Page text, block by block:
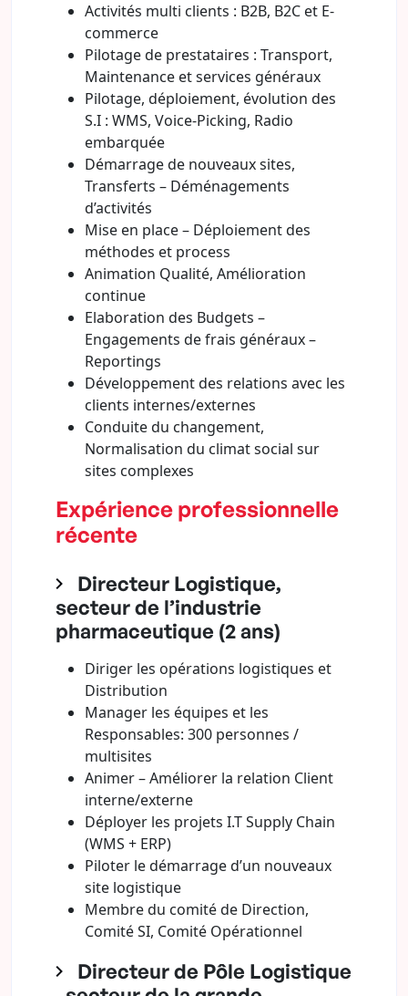
Activités multi clients : B2B, B2C et E-
commerce
Pilotage de prestataires : Transport,
Maintenance et services généraux
Pilotage, déploiement, évolution des
S.I : WMS, Voice-Picking, Radio
embarquée
Démarrage de nouveaux sites,
Transferts – Déménagements
d’activités
Mise en place – Déploiement des
méthodes et process
Animation Qualité, Amélioration
continue
Elaboration des Budgets –
Engagements de frais généraux –
Reportings
Développement des relations avec les
clients internes/externes
Conduite du changement,
Normalisation du climat social sur
sites complexes
Expérience professionnelle
récente
Directeur Logistique,
secteur de l’industrie
pharmaceutique (2 ans)
Diriger les opérations logistiques et
Distribution
Manager les équipes et les
Responsables: 300 personnes /
multisites
Animer – Améliorer la relation Client
interne/externe
Déployer les projets I.T Supply Chain
(WMS + ERP)
Piloter le démarrage d’un nouveaux
site logistique
Membre du comité de Direction,
Comité SI, Comité Opérationnel
Directeur de Pôle Logistique